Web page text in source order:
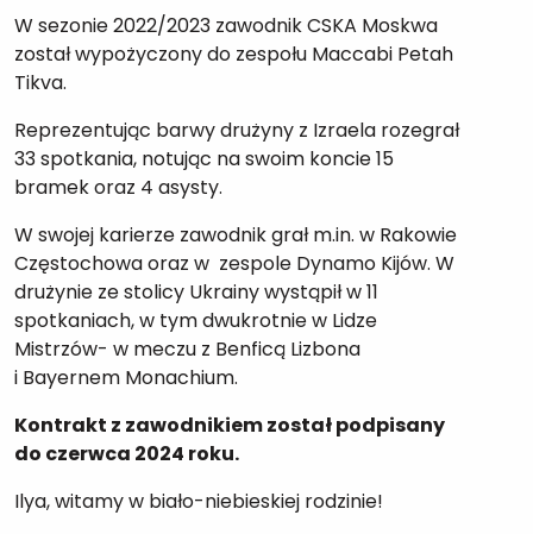
W sezonie 2022/2023 zawodnik CSKA Moskwa
został wypożyczony do zespołu Maccabi Petah
Tikva.
Reprezentując barwy drużyny z Izraela rozegrał
33 spotkania, notując na swoim koncie 15
bramek oraz 4 asysty.
W swojej karierze zawodnik grał m.in. w Rakowie
Częstochowa oraz w zespole Dynamo Kijów. W
drużynie ze stolicy Ukrainy wystąpił w 11
spotkaniach, w tym dwukrotnie w Lidze
Mistrzów- w meczu z Benficą Lizbona
i Bayernem Monachium.
Kontrakt z zawodnikiem został podpisany
do czerwca 2024 roku.
Ilya, witamy w biało-niebieskiej rodzinie!